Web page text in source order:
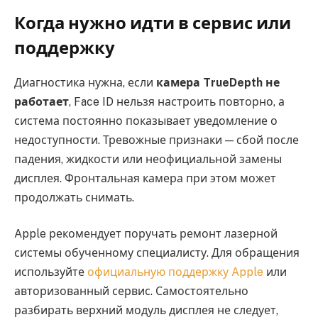
Когда нужно идти в сервис или
поддержку
Диагностика нужна, если камера TrueDepth не
работает, Face ID нельзя настроить повторно, а
система постоянно показывает уведомление о
недоступности. Тревожные признаки — сбой после
падения, жидкости или неофициальной замены
дисплея. Фронтальная камера при этом может
продолжать снимать.
Apple рекомендует поручать ремонт лазерной
системы обученному специалисту. Для обращения
используйте официальную поддержку Apple или
авторизованный сервис. Самостоятельно
разбирать верхний модуль дисплея не следует,